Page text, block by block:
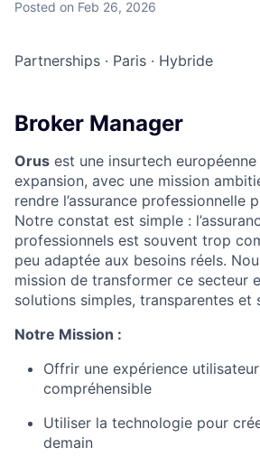
Posted on Feb 26, 2026
Partnerships · Paris · Hybride
Broker Manager
Orus est une insurtech
expansion, avec une mission
rendre l’assurance professionnelle
Notre constat est simple :
professionnels est souvent trop
peu adaptée aux besoins réels.
mission de transformer ce secteur
solutions simples, transparentes et
Notre Mission :
Offrir une expérience
compréhensible
Utiliser la technologie pour
demain